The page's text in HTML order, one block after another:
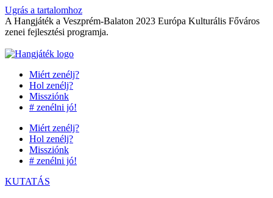
Ugrás a tartalomhoz
A Hangjáték a Veszprém-Balaton 2023 Európa Kulturális Főváros
zenei fejlesztési programja.
Miért zenélj?
Hol zenélj?
Missziónk
# zenélni jó!
Miért zenélj?
Hol zenélj?
Missziónk
# zenélni jó!
KUTATÁS